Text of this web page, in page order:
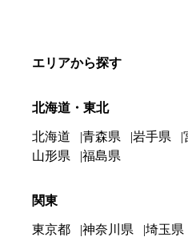
エリアから探す
北海道・東北
北海道 青森県 岩手県
山形県
福島県
関東
東京都 神奈川県 埼玉県